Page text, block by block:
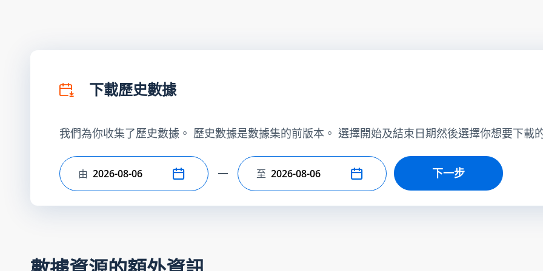
下載歷史數據
我們為你收集了歷史數據。 歷史數據是數據集的前版本。 選擇開始及結束日期然後選擇你想要下載
選擇開始日期
由 選擇結束日期
至 下一步